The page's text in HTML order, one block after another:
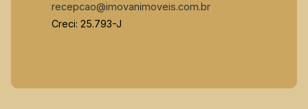
recepcao@imovanimoveis.com.br
Creci: 25.793-J